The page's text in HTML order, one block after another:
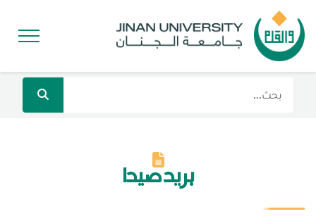
بريد صيدا